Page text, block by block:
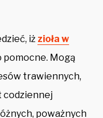
iż zioła w
pomocne. Mogą
trawiennych,
codziennej
poważnych